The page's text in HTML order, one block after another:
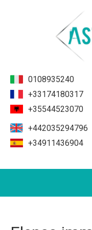
0108935240
+33174180317
+35544523070
+442035294796
+34911436904